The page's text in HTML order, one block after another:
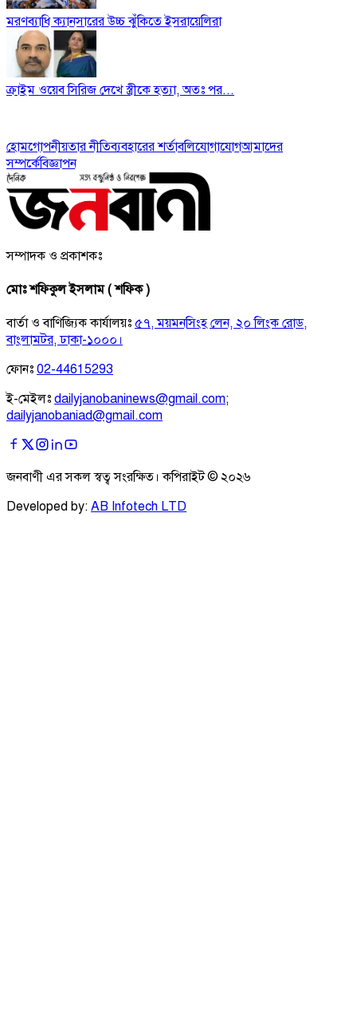
মরণব্যাধি ক্যানসারের উচ্চ ঝুঁকিতে ইসরায়েলিরা
ক্রাইম ওয়েব সিরিজ দেখে স্ত্রীকে হত্যা, অতঃ পর...
হোমগোপনীয়তার নীতিব্যবহারের শর্তাবলিযোগাযোগআমাদের
সম্পর্কেবিজ্ঞাপন
সম্পাদক ও প্রকাশকঃ
মোঃ শফিকুল ইসলাম ( শফিক )
বার্তা ও বাণিজ্যিক কার্যালয়ঃ ৫৭, ময়মনসিংহ লেন, ২০ লিংক রোড,
বাংলামটর, ঢাকা-১০০০।
ফোনঃ 02-44615293
ই-মেইলঃ dailyjanobaninews@gmail.com;
dailyjanobaniad@gmail.com
জনবাণী এর সকল স্বত্ব সংরক্ষিত। কপিরাইট © ২০২৬
Developed by: AB Infotech LTD